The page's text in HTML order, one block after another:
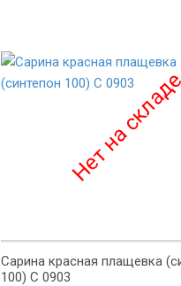
Сарина красная плащевка
100) С 0903